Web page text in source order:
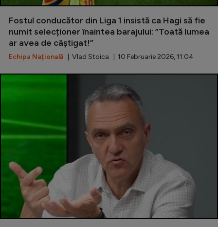
Fostul conducător din Liga 1 insistă ca Hagi să fie
numit selecționer înaintea barajului: ”Toată lumea
ar avea de câștigat!”
Echipa Națională | Vlad Stoica | 10 Februarie 2026, 11:04